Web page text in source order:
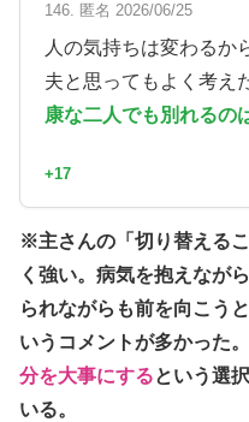
146. 匿名 2026/06/25
人の気持ちは変わるか
夫と思ってもよく考え
康な二人でも別れるの
+17
※主さんの「切り替える
く強い。病気を抱えなが
られながらも前を向こう
いうコメントが多かった。
分を大事にするという選
いる。